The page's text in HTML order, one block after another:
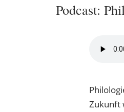
Podcast:
Zukunft